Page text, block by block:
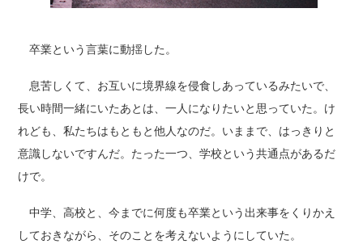
卒業という言葉に動揺した。
息苦しくて、お互いに境界線を侵食しあっているみたいで、
長い時間一緒にいたあとは、一人になりたいと思っていた。け
れども、私たちはもともと他人なのだ。いままで、はっきりと
意識しないですんだ。たった一つ、学校という共通点があるだ
けで。
中学、高校と、今までに何度も卒業という出来事をくりかえ
しておきながら、そのことを考えないようにしていた。